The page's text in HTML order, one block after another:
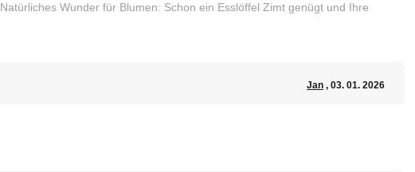
Natürliches Wunder für Blumen: Schon ein Esslöffel Zimt genügt und Ihre
Jan, 03. 01. 2026